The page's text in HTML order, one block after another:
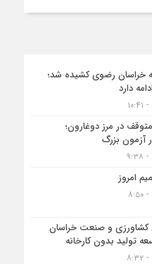
خراسان رضوی کشیده شد؛
دارد
متوقف در مرز دوغارون؛
آزمون بزرگ
امروز
و صنعت خراسان
تولید بدون کارخانه